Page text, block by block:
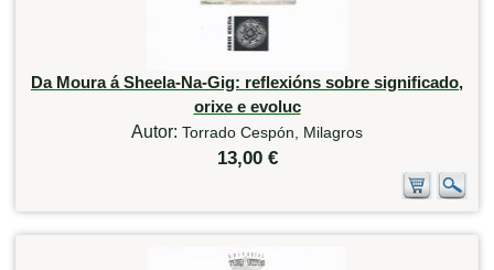
Da Moura á Sheela-Na-Gig: reflexións sobre significado,
orixe e evoluc
Autor: Torrado Cespón, Milagros
13,00 €